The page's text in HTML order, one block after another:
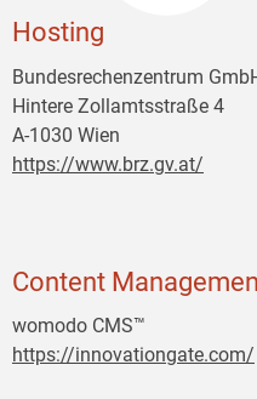
Hosting
Bundesrechenzentrum
Hintere Zollamtsstraße 4
A-1030 Wien
https://www.brz.gv.at/
Content
womodo CMS™
https://innovationgate.com/